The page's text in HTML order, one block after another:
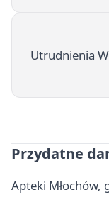
Utrudnienia
Przydatne
Apteki Młochów,